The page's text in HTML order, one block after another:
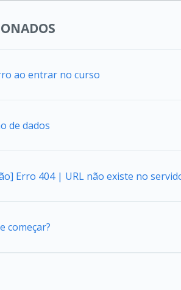
ao entrar no curso
de dados
Erro 404 | URL não existe no
começar?